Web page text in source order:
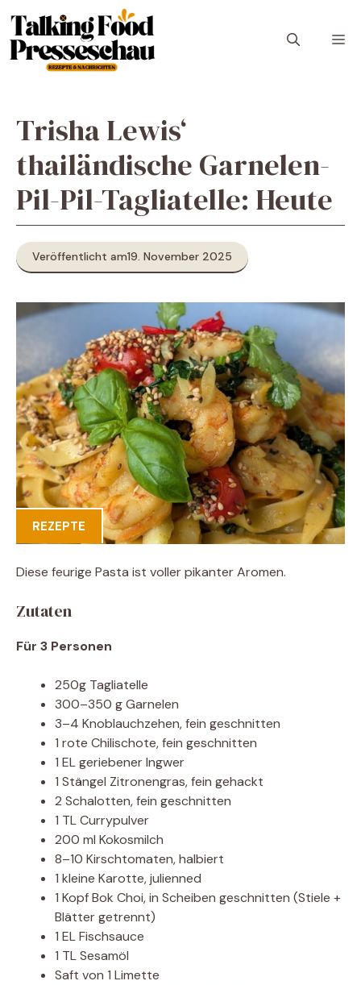
Inhalt
springen
Trisha Lewis‘
thailändische Garnelen-
Pil-Pil-Tagliatelle: Heute
Veröffentlicht am19. November 2025
REZEPTE
Diese feurige Pasta ist voller pikanter Aromen.
Zutaten
Für 3 Personen
250g Tagliatelle
300–350 g Garnelen
3–4 Knoblauchzehen, fein geschnitten
1 rote Chilischote, fein geschnitten
1 EL geriebener Ingwer
1 Stängel Zitronengras, fein gehackt
2 Schalotten, fein geschnitten
1 TL Currypulver
200 ml Kokosmilch
8–10 Kirschtomaten, halbiert
1 kleine Karotte, julienned
1 Kopf Bok Choi, in Scheiben geschnitten (Stiele +
Blätter getrennt)
1 EL Fischsauce
1 TL Sesamöl
Saft von 1 Limette